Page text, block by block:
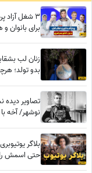
3 شغل آزاد
برای بانوان
زنان لب
بدو تولد؛
تصاویر دیده
نوشهر/ آخه با
بلاگر
حتی اسمش